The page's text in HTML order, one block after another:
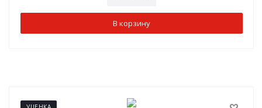
В корзину